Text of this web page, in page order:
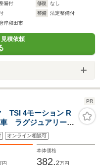
備付 修復
なし
整備
法定整備付
岸和田市
積依頼
PR
TSI 4モーション R
ラグジュアリーパ
ライディングルー
ドランプ 純正20
トヘッドアップデ
オンライン相談可
円
本体価格
382.2万円